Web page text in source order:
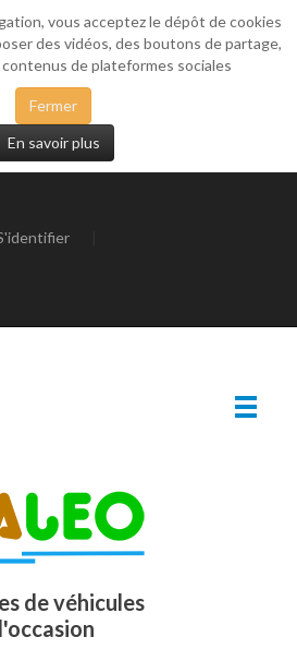
vous acceptez le dépôt de cookies
des vidéos, des boutons de partage,
de plateformes sociales
Fermer
En savoir plus
de véhicules